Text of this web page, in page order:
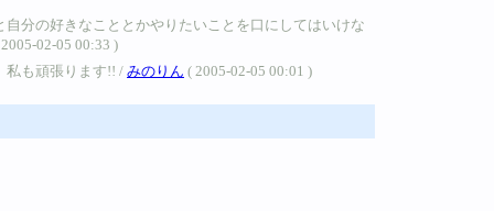
分の好きなこととかやりたいことを口にしてはいけな
02-05 00:33 )
私も頑張ります!! / みのりん ( 2005-02-05 00:01 )